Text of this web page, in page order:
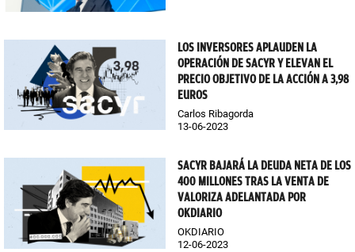
LOS INVERSORES APLAUDEN LA
OPERACIÓN DE SACYR Y ELEVAN EL
PRECIO OBJETIVO DE LA ACCIÓN A 3,98
EUROS
Carlos Ribagorda
13-06-2023
SACYR BAJARÁ LA DEUDA NETA DE LOS
400 MILLONES TRAS LA VENTA DE
VALORIZA ADELANTADA POR
OKDIARIO
OKDIARIO
12-06-2023